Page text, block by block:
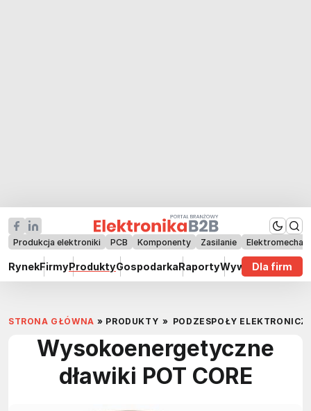
Produkcja elektroniki PCB Komponenty Zasilanie
RynekFirmyProduktyGospodarkaRaportyWywiadyDla firm
STRONA GŁÓWNA » PRODUKTY » PODZESPOŁY
Wysokoenergetyczne
dławiki POT CORE